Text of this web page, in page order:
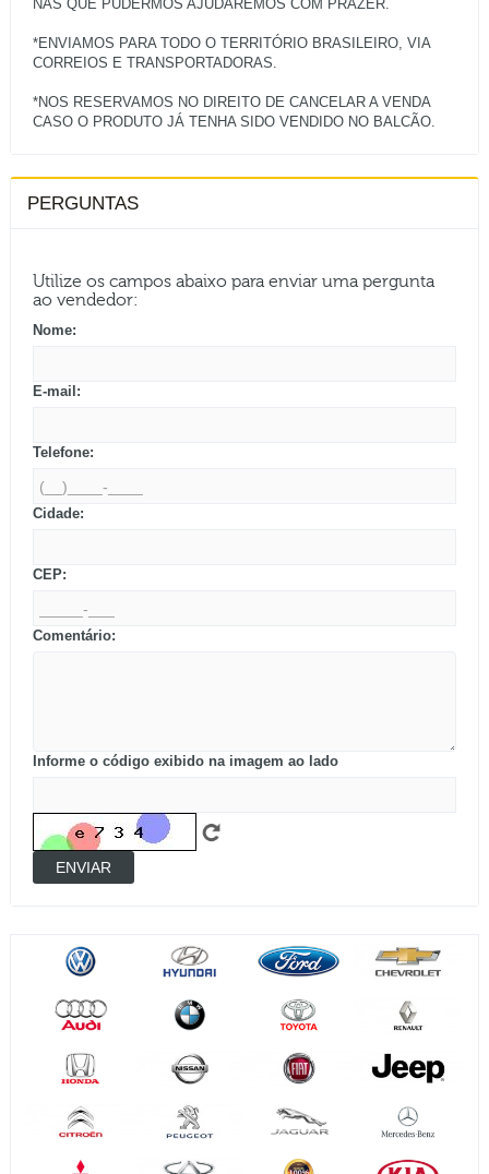
NAS QUE PUDERMOS AJUDAREMOS COM PRAZER.
*ENVIAMOS PARA TODO O TERRITÓRIO BRASILEIRO, VIA
CORREIOS E TRANSPORTADORAS.
*NOS RESERVAMOS NO DIREITO DE CANCELAR A VENDA
PERGUNTAS
Utilize os campos abaixo para enviar uma pergunta
ao vendedor:
Nome:
E-mail:
Telefone:
Cidade:
CEP:
Comentário:
Informe o código exibido na imagem ao lado
ENVIAR